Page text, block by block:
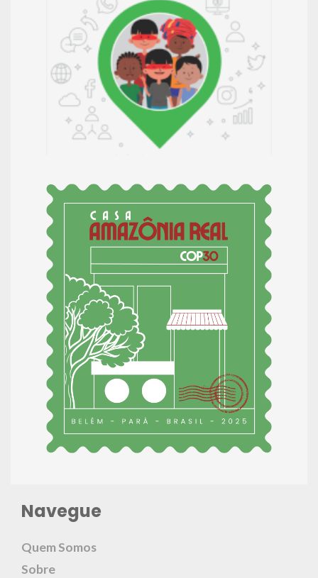
Navegue
Quem Somos
Sobre